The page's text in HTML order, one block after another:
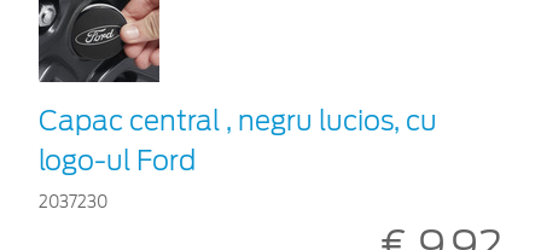
Capac central , negru lucios, cu
logo-ul Ford
2037230